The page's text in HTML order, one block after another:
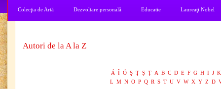
Colecţia de Artă Dezvoltare personală Educatie Laureaţi Nobel
Autori de la A la Z
Á Î Ó Ş Ţ Ș Ț A B C D E F G H I J K
L M N O P Q R S T U V W X Y Z D